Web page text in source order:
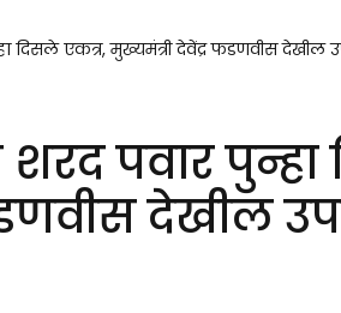
Trusted
Marathi
दिसले एकत्र, मुख्यमंत्री देवेंद्र फडणवीस
पवार पुन्हा
देखील